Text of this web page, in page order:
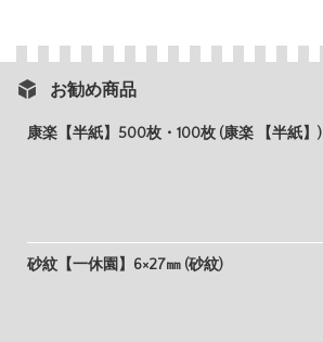
お勧め商品
康楽【半紙】500枚・100枚 (康楽 【半紙】)
砂紋【一休園】6×27㎜ (砂紋)